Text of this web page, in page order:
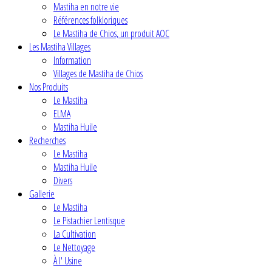
Mastiha en notre vie
Références folkloriques
Le Mastiha de Chios, un produit AOC
Les Mastiha Villages
Information
Villages de Mastiha de Chios
Nos Produits
Le Mastiha
ELMA
Mastiha Huile
Recherches
Le Mastiha
Mastiha Huile
Divers
Gallerie
Le Mastiha
Le Pistachier Lentisque
La Cultivation
Le Nettoyage
À l' Usine